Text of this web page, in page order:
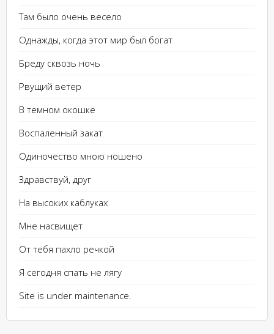
Там было очень весело
Однажды, когда этот мир был богат
Бреду сквозь ночь
Рвущий ветер
В темном окошке
Воспаленный закат
Одиночество мною ношено
Здравствуй, друг
На высоких каблуках
Мне насвищет
От тебя пахло речкой
Я сегодня спать не лягу
Site is under maintenance.